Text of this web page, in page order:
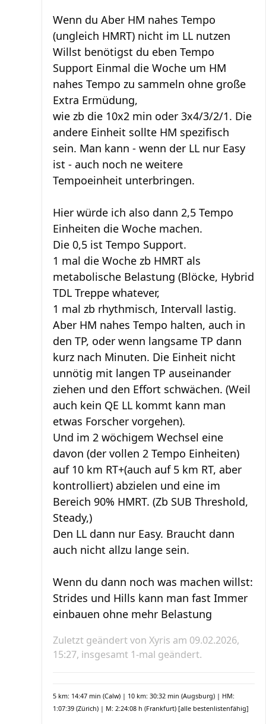
Wenn du Aber HM nahes Tempo
(ungleich HMRT) nicht im LL nutzen
Willst benötigst du eben Tempo
Support Einmal die Woche um HM
nahes Tempo zu sammeln ohne große
Extra Ermüdung,
wie zb die 10x2 min oder 3x4/3/2/1. Die
andere Einheit sollte HM spezifisch
sein. Man kann - wenn der LL nur Easy
ist - auch noch ne weitere
Tempoeinheit unterbringen.
Hier würde ich also dann 2,5 Tempo
Einheiten die Woche machen.
Die 0,5 ist Tempo Support.
1 mal die Woche zb HMRT als
metabolische Belastung (Blöcke, Hybrid
TDL Treppe whatever,
1 mal zb rhythmisch, Intervall lastig.
Aber HM nahes Tempo halten, auch in
den TP, oder wenn langsame TP dann
kurz nach Minuten. Die Einheit nicht
unnötig mit langen TP auseinander
ziehen und den Effort schwächen. (Weil
auch kein QE LL kommt kann man
etwas Forscher vorgehen).
Und im 2 wöchigem Wechsel eine
davon (der vollen 2 Tempo Einheiten)
auf 10 km RT+(auch auf 5 km RT, aber
kontrolliert) abzielen und eine im
Bereich 90% HMRT. (Zb SUB Threshold,
Steady,)
Den LL dann nur Easy. Braucht dann
auch nicht allzu lange sein.
Wenn du dann noch was machen willst:
Strides und Hills kann man fast Immer
einbauen ohne mehr Belastung
Zuletzt geändert von Xyris am 09.02.2026,
15:27, insgesamt 1-mal geändert.
5 km: 14:47 min (Calw) | 10 km: 30:32 min (Augsburg) | HM:
1:07:39 (Zürich) | M: 2:24:08 h (Frankfurt) [alle bestenlistenfähig]